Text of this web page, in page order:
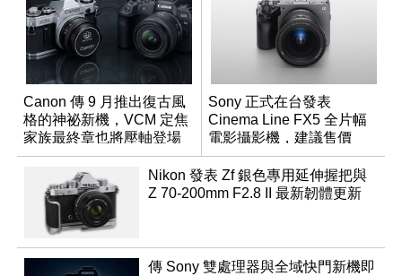
Canon 傳 9 月推出復古風
格的神祕新機，VCM 定焦
家族最終章也將壓軸登場
Sony 正式在台發表
Cinema Line FX5 全片幅
電影攝影機，建議售價
NT$144,980
Nikon 發表 Zf 銀色專用延伸握把與
Z 70-200mm F2.8 II 最新韌體更新
傳 Sony 雙處理器與全域快門新機即